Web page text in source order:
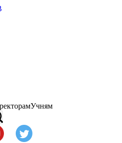
Учням